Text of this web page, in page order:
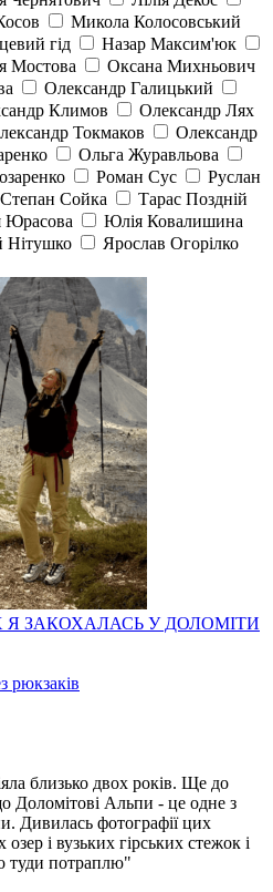
Микола Колосовський
гід
Назар Максим'юк
Мостова
Оксана Михньович
Олександр Галицький
Климов
Олександр Лях
Токмаков
Олександр
Ольга Журавльова
Роман Сус
Руслан
Степан Сойка
Тарас Позднiй
Юлія Ковалишина
Нітушко Ярослав Огорілко
Я ЗАКОХАЛАСЬ У ДОЛОМІТИ
рюкзаків
близько двох років. Ще до
Доломітові Альпи - це одне з
Дивилась фотографії цих
і вузьких гірських стежок і
туди потраплю"